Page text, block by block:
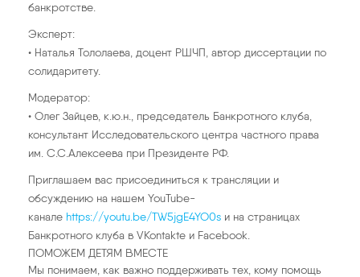
банкротстве.
Эксперт:
• Наталья Тололаева, доцент РШЧП, автор диссертации по
солидаритету.
Модератор:
• Олег Зайцев, к.ю.н., председатель Банкротного клуба,
консультант Исследовательского центра частного права
им. С.С.Алексеева при Президенте РФ.
Приглашаем вас присоединиться к трансляции и
обсуждению на нашем YouTube-
канале https://youtu.be/TW5jgE4YO0s и на страницах
Банкротного клуба в VKontakte и Facebook.
ПОМОЖЕМ ДЕТЯМ ВМЕСТЕ
Мы понимаем, как важно поддерживать тех, кому помощь